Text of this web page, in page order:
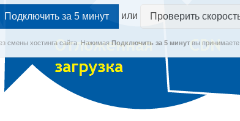
или Проверить
смены хостинга сайта. Нажимая Подключить за 5 минутвы принимаете